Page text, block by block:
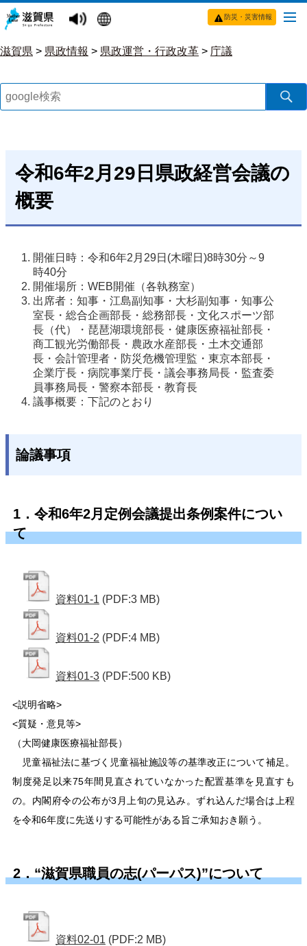
防災・災害情報
滋賀県 > 県政情報 > 県政運営・行政改革 > 庁議
令和6年2月29日県政経営会議の
概要
開催日時：令和6年2月29日(木曜日)8時30分～9
時40分
開催場所：WEB開催（各執務室）
出席者：知事・江島副知事・大杉副知事・知事公
室長・総合企画部長・総務部長・文化スポーツ部
長（代）・琵琶湖環境部長・健康医療福祉部長・
商工観光労働部長・農政水産部長・土木交通部
長・会計管理者・防災危機管理監・東京本部長・
企業庁長・病院事業庁長・議会事務局長・監査委
員事務局長・警察本部長・教育長
議事概要：下記のとおり
論議事項
1．令和6年2月定例会議提出条例案件につい
て
資料01-1 (PDF:3 MB)
資料01-2 (PDF:4 MB)
資料01-3 (PDF:500 KB)
<説明省略>
<質疑・意見等>
（大岡健康医療福祉部長）
児童福祉法に基づく児童福祉施設等の基準改正について補足。
制度発足以来75年間見直されていなかった配置基準を見直すも
の。内閣府令の公布が3月上旬の見込み。ずれ込んだ場合は上程
を令和6年度に先送りする可能性がある旨ご承知おき願う。
2．“滋賀県職員の志(パーパス)”について
資料02-01 (PDF:2 MB)